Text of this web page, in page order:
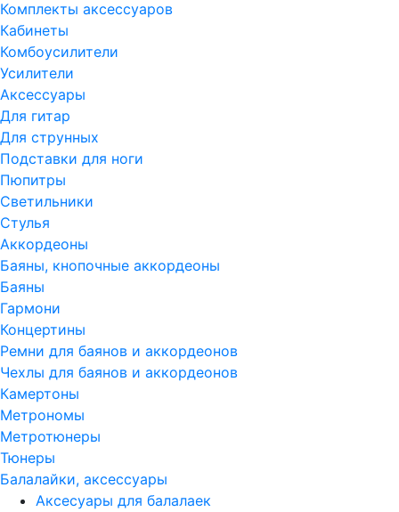
Комплекты аксессуаров
Кабинеты
Комбоусилители
Усилители
Аксессуары
Для гитар
Для струнных
Подставки для ноги
Пюпитры
Светильники
Стулья
Аккордеоны
Баяны, кнопочные аккордеоны
Баяны
Гармони
Концертины
Ремни для баянов и аккордеонов
Чехлы для баянов и аккордеонов
Камертоны
Метрономы
Метротюнеры
Тюнеры
Балалайки, аксессуары
Аксесуары для балалаек